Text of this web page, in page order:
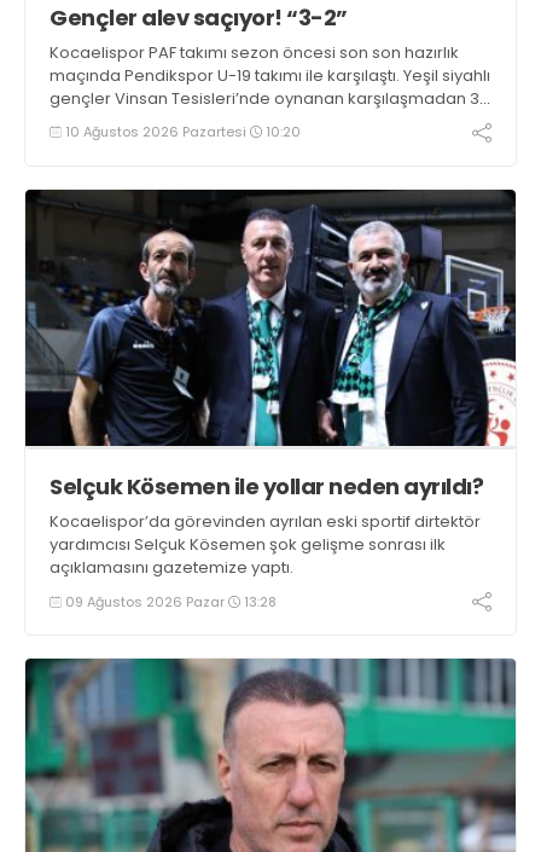
Gençler alev saçıyor! “3-2”
Kocaelispor PAF takımı sezon öncesi son son hazırlık
maçında Pendikspor U-19 takımı ile karşılaştı. Yeşil siyahlı
gençler Vinsan Tesisleri’nde oynanan karşılaşmadan 3-
2 galip ayrıldı.
10 Ağustos 2026 Pazartesi 10:20
Selçuk Kösemen ile yollar neden ayrıldı?
Kocaelispor’da görevinden ayrılan eski sportif dirtektör
yardımcısı Selçuk Kösemen şok gelişme sonrası ilk
açıklamasını gazetemize yaptı.
09 Ağustos 2026 Pazar 13:28